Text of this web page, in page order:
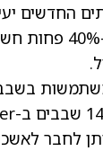
החדשים
ארבעה ומשתמשים
לחבר